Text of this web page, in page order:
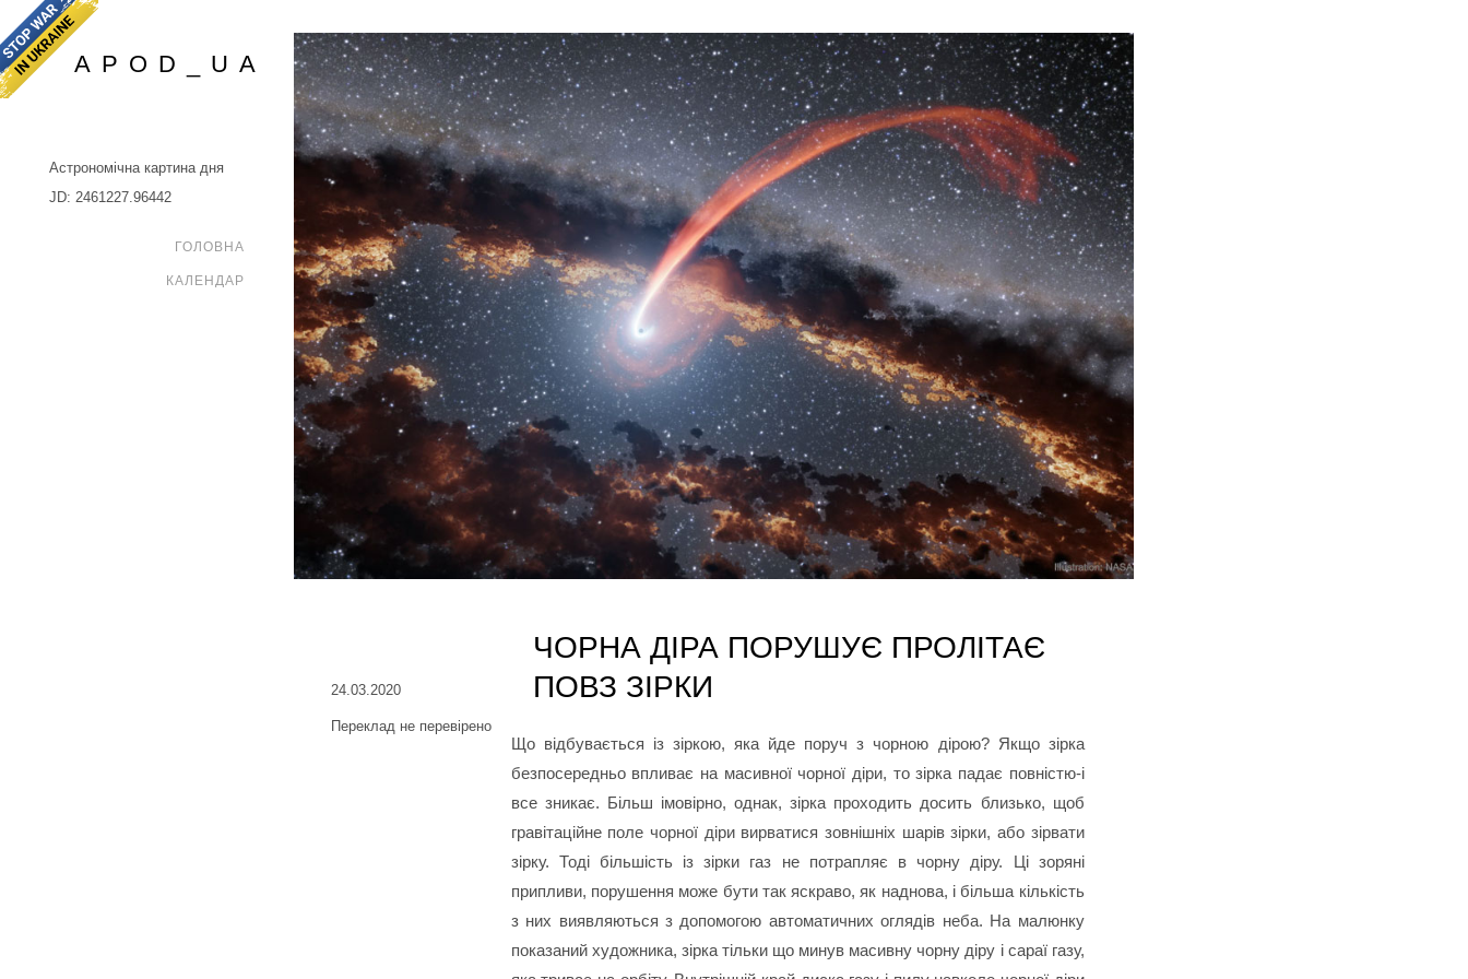
APOD_UA
Астрономічна картина дня
JD: 2461227.96442
ГОЛОВНА
КАЛЕНДАР
24.03.2020
Переклад не перевірено
ЧОРНА ДІРА ПОРУШУЄ ПРОЛІТАЄ
ПОВЗ ЗІРКИ
Що відбувається із зіркою, яка йде поруч з чорною дірою? Якщо зірка
безпосередньо впливає на масивної чорної діри, то зірка падає повністю-і
все зникає. Більш імовірно, однак, зірка проходить досить близько, щоб
гравітаційне поле чорної діри вирватися зовнішніх шарів зірки, або зірвати
зірку. Тоді більшість із зірки газ не потрапляє в чорну діру. Ці зоряні
припливи, порушення може бути так яскраво, як наднова, і більша кількість
з них виявляються з допомогою автоматичних оглядів неба. На малюнку
показаний художника, зірка тільки що минув масивну чорну діру і сараї газу,